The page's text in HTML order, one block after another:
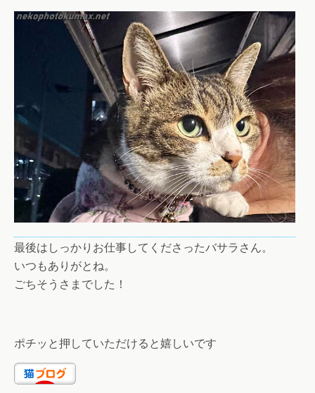
最後はしっかりお仕事してくださったバサラさん。
いつもありがとね。
ごちそうさまでした！
ポチッと押していただけると嬉しいです